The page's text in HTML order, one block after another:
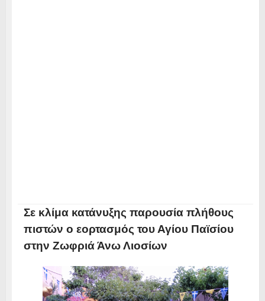
Σε κλίμα κατάνυξης παρουσία πλήθους
πιστών ο εορτασμός του Αγίου Παϊσίου
στην Ζωφριά Άνω Λιοσίων